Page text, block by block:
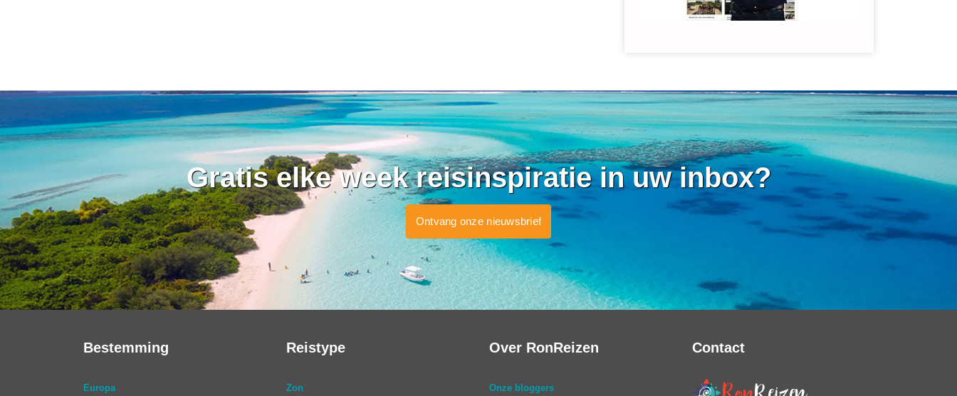
Gratis elke week reisinspiratie in uw inbox?
Ontvang onze nieuwsbrief
Bestemming
Europa
Reistype
Zon
Over RonReizen
Onze bloggers
Contact